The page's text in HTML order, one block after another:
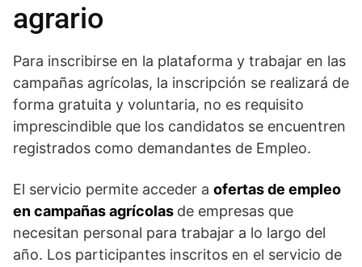
agrario
Para inscribirse en la plataforma y trabajar en las
campañas agrícolas, la inscripción se realizará de
forma gratuita y voluntaria, no es requisito
imprescindible que los candidatos se encuentren
registrados como demandantes de Empleo.
El servicio permite acceder a ofertas de empleo
en campañas agrícolas de empresas que
necesitan personal para trabajar a lo largo del
año. Los participantes inscritos en el servicio de